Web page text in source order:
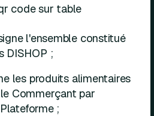
code sur table
l'ensemble constitué
DISHOP ;
les produits alimentaires
Commerçant par
;